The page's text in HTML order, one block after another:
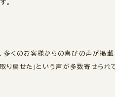
。
くのお客様からの喜びの声が掲載
り戻せた」という声が多数寄せら